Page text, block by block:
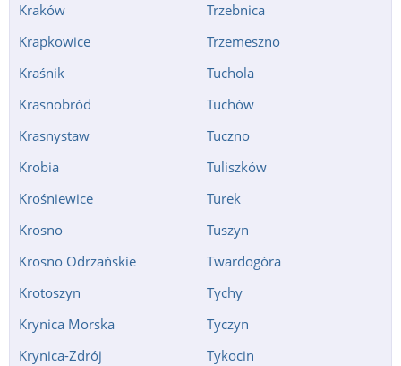
Kraków
Krapkowice
Kraśnik
Krasnobród
Krasnystaw
Krobia
Krośniewice
Krosno
Krosno Odrzańskie
Krotoszyn
Krynica Morska
Krynica-Zdrój
Trzebnica
Trzemeszno
Tuchola
Tuchów
Tuczno
Tuliszków
Turek
Tuszyn
Twardogóra
Tychy
Tyczyn
Tykocin